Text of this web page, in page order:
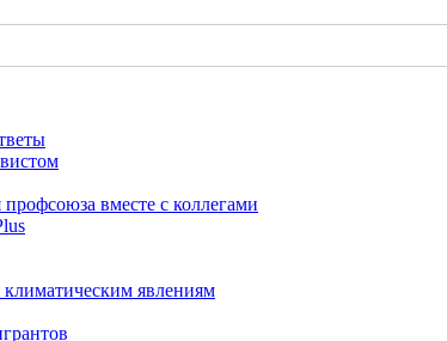
вместе с коллегами
климатическим явлениям